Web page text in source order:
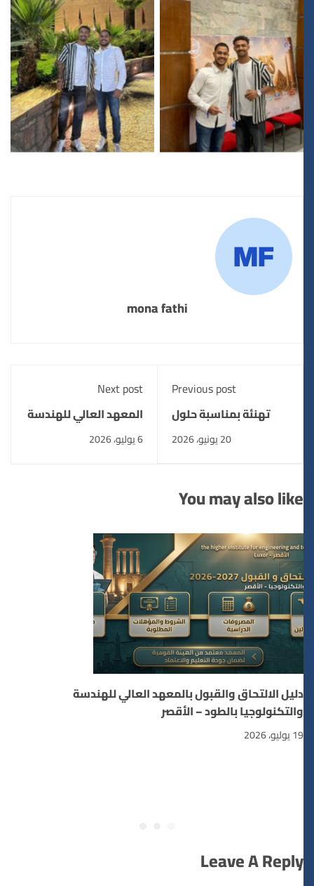
mona fathi
Previous post
تهنئة بمناسبة حلول
العام الهجري الجديد
20 يونيو، 2026
Next post
المعهد العالي للهندسة
والتكنولوجيا بالطود
يحتفل بتخرج الدفعة
You may also like
دليل الالتحاق والقبول بالمعهد العالي للهندسة
والتكنولوجيا بالطود – الأقصر
Leave A Reply